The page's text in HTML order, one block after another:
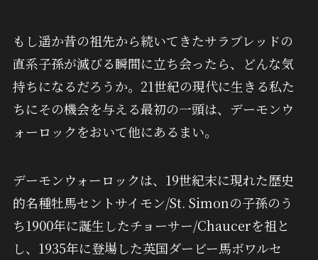
もし遥か昔の祖先から続いてきたサラブレッドの
直系子孫が滅びる瞬間に立ち会ったら、どんな気
持ちになるだろうか。21世紀の現代に生きる私た
ちにその機会を与える最初の一頭は、デーモンウ
ォーロックをおいて他にあるまい。
デーモンウォーロックは、19世紀末に現れた歴史
的名種牡馬セントサイモン/St. Simonの子孫のう
ち1900年に誕生したチョーサー/Chaucerを祖と
し、1935年に登場した英国ダービー馬ボワルセ